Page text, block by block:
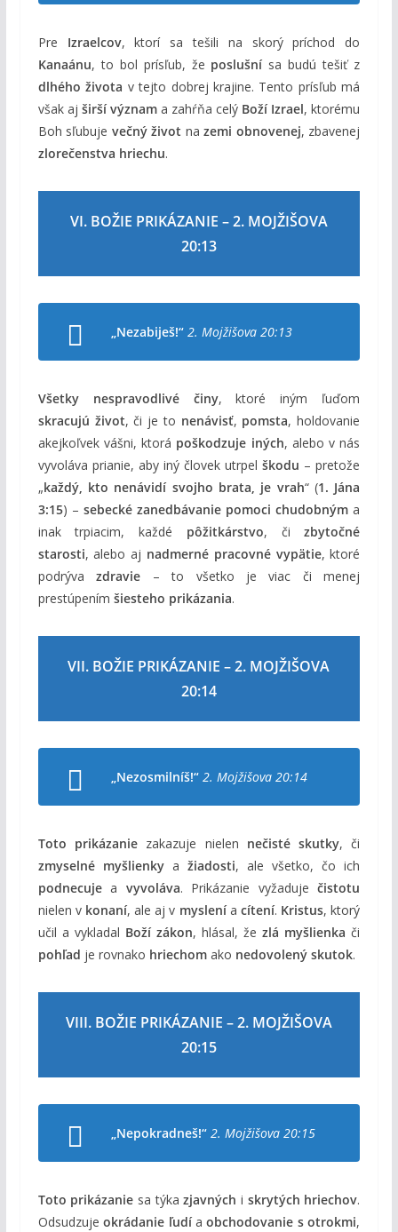
Pre Izraelcov, ktorí sa tešili na skorý príchod do
Kanaánu, to bol prísľub, že poslušní sa budú tešiť z
dlhého života v tejto dobrej krajine. Tento prísľub má
však aj širší význama zahŕňa celý Boží Izrael, ktorému
Boh sľubuje večný život nazemi obnovenej, zbavenej
zlorečenstva hriechu.
VI. BOŽIE PRIKÁZANIE – 2. MOJŽIŠOVA
20:13
„Nezabiješ!“ 2. Mojžišova 20:13
Všetky nespravodlivé činy, ktoré iným ľuďom
skracujú život, či je to nenávisť, pomsta, holdovanie
akejkoľvek vášni, ktorá poškodzuje iných, alebo v nás
vyvoláva prianie, aby iný človek utrpelškodu – pretože
„každý, kto nenávidí svojho brata, je vrah“ (1. Jána
3:15) – sebecké zanedbávanie pomoci chudobným a
inak trpiacim, každé pôžitkárstvo, čizbytočné
starosti, alebo aj nadmerné pracovné vypätie, ktoré
podrývazdravie – to všetko je viac či menej
prestúpením šiesteho prikázania.
VII. BOŽIE PRIKÁZANIE – 2. MOJŽIŠOVA
20:14
„Nezosmilníš!“ 2. Mojžišova 20:14
Toto prikázaniezakazuje nielen nečisté skutky, či
zmyselné myšlienkya žiadosti, ale všetko, čo ich
podnecujea vyvoláva. Prikázanie vyžaduječistotu
nielen v konaní, ale aj v myslenía cítení. Kristus, ktorý
učil a vykladal Boží zákon, hlásal, žezlá myšlienka či
pohľad je rovnako hriechomako nedovolený skutok.
VIII. BOŽIE PRIKÁZANIE – 2. MOJŽIŠOVA
20:15
„Nepokradneš!“ 2. Mojžišova 20:15
Toto prikázanie sa týkazjavných i skrytých hriechov.
Odsudzujeokrádanie ľudíaobchodovanie s otrokmi,